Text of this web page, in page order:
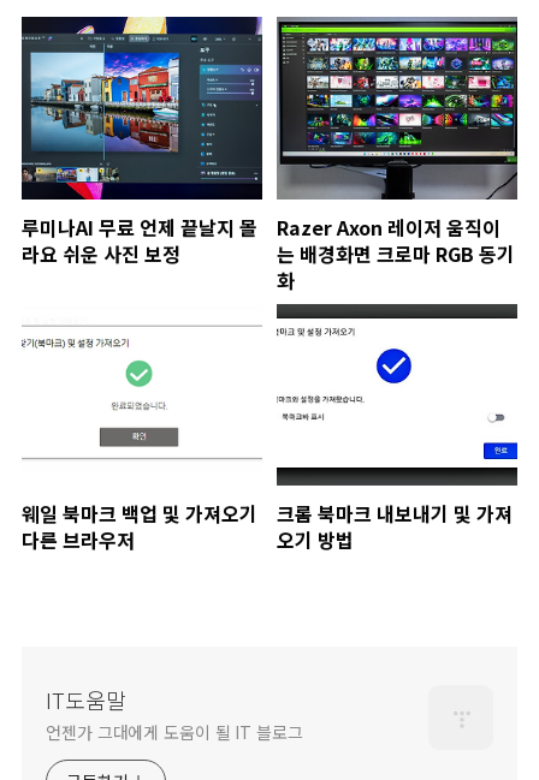
루미나AI 무료 언제 끝날지 몰
라요 쉬운 사진 보정
Razer Axon 레이저 움직이
는 배경화면 크로마 RGB 동기
화
웨일 북마크 백업 및 가져오기
다른 브라우저
크롬 북마크 내보내기 및 가져
오기 방법
IT도움말
언젠가 그대에게 도움이 될 IT 블로그